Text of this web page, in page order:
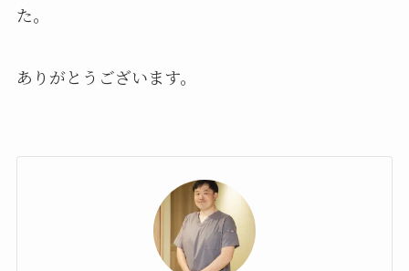
た。
ありがとうございます。